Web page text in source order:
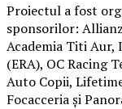
Proiectul a fost
sponsorilor:
Academia Titi Aur,
(ERA), OC Racing
Auto Copii,
Focacceria și